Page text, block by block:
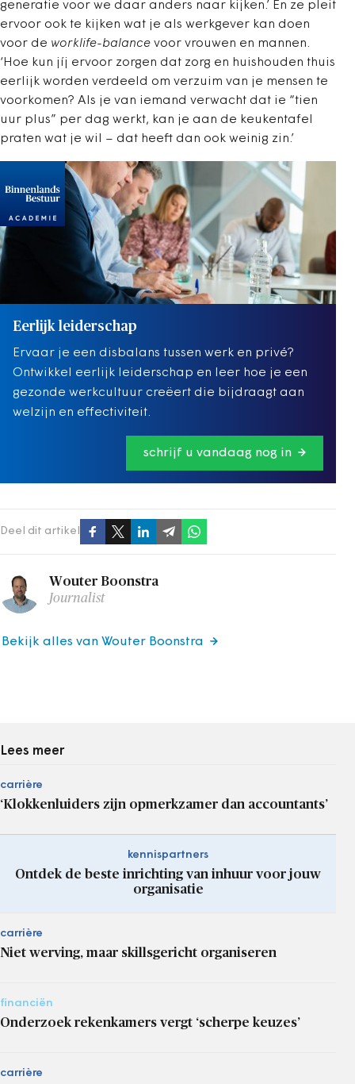
generatie voor we daar anders naar kijken.’ En ze pleit
ervoor ook te kijken wat je als werkgever kan doen
voor de worklife-balance voor vrouwen en mannen.
‘Hoe kun jíj ervoor zorgen dat zorg en huishouden thuis
eerlijk worden verdeeld om verzuim van je mensen te
voorkomen? Als je van iemand verwacht dat ie “tien
uur plus” per dag werkt, kan je aan de keukentafel
praten wat je wil – dat heeft dan ook weinig zin.’
Eerlijk leiderschap
Ervaar je een disbalans tussen werk en privé?
Ontwikkel eerlijk leiderschap en leer hoe je een
gezonde werkcultuur creëert die bijdraagt aan
welzijn en effectiviteit.
schrijf u vandaag nog in
Deel dit artikel
Wouter Boonstra
Journalist
Bekijk alles van Wouter Boonstra
Lees meer
carrière
‘Klokkenluiders zijn opmerkzamer dan accountants’
kennispartners
Ontdek de beste inrichting van inhuur voor jouw
organisatie
carrière
Niet werving, maar skillsgericht organiseren
financiën
Onderzoek rekenkamers vergt ‘scherpe keuzes’
carrière